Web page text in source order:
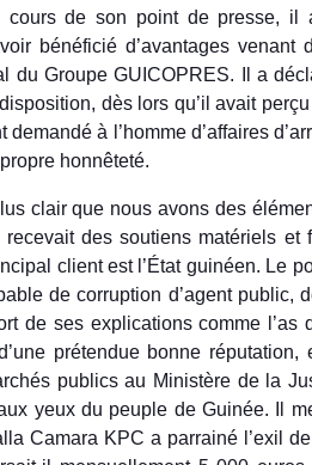
cours de son point de presse,
bénéficié d’avantages venant
du Groupe GUICOPRES. Il a
dès lors qu’il avait
demandé à l’homme d’affaires
honnêteté.
clair que nous avons des
des soutiens matériels et
client est l’État guinéen. Le
de corruption d’agent public,
de ses explications comme l’as
prétendue bonne
publics au Ministère de la
yeux du peuple de Guinée. Il
Camara KPC a parrainé l’exil